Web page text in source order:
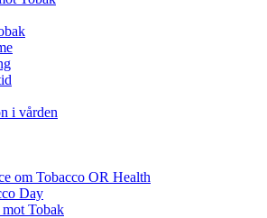
i vården
om Tobacco OR Health
Day
Tobak